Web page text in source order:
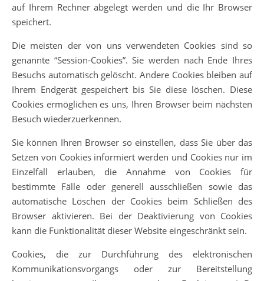
auf Ihrem Rechner abgelegt werden und die Ihr Browser
speichert.
Die meisten der von uns verwendeten Cookies sind so
genannte “Session-Cookies”. Sie werden nach Ende Ihres
Besuchs automatisch gelöscht. Andere Cookies bleiben auf
Ihrem Endgerät gespeichert bis Sie diese löschen. Diese
Cookies ermöglichen es uns, Ihren Browser beim nächsten
Besuch wiederzuerkennen.
Sie können Ihren Browser so einstellen, dass Sie über das
Setzen von Cookies informiert werden und Cookies nur im
Einzelfall erlauben, die Annahme von Cookies für
bestimmte Fälle oder generell ausschließen sowie das
automatische Löschen der Cookies beim Schließen des
Browser aktivieren. Bei der Deaktivierung von Cookies
kann die Funktionalität dieser Website eingeschränkt sein.
Cookies, die zur Durchführung des elektronischen
Kommunikationsvorgangs oder zur Bereitstellung